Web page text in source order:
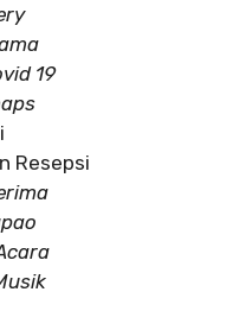
19
Resepsi